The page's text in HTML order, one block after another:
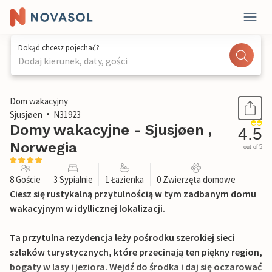
Dokąd chcesz pojechać?
Dodaj kierunek, daty, gości
1 / 14
Dom wakacyjny
Sjusjøen
N31923
Domy wakacyjne - Sjusjøen ,
Norwegia
4.5
out of 5
8 Goście 3 Sypialnie 1 Łazienka 0 Zwierzęta domowe
Ciesz się rustykalną przytulnością w tym zadbanym domu
wakacyjnym w idyllicznej lokalizacji.
Ta przytulna rezydencja leży pośrodku szerokiej sieci
szlaków turystycznych, które przecinają ten piękny region,
bogaty w lasy i jeziora. Wejdź do środka i daj się oczarować